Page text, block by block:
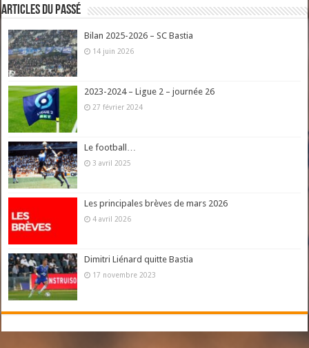
Articles du passé
Bilan 2025-2026 – SC Bastia
14 juin 2026
2023-2024 – Ligue 2 – journée 26
27 février 2024
Le football…
3 avril 2025
Les principales brèves de mars 2026
4 avril 2026
Dimitri Liénard quitte Bastia
17 novembre 2023